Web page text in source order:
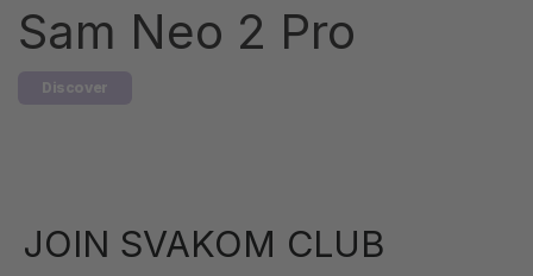
Sam Neo 2 Pro
Discover
JOIN SVAKOM CLUB